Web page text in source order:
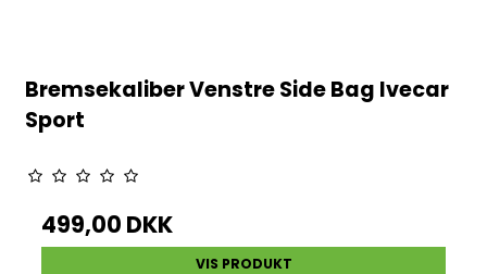
Bremsekaliber Venstre Side Bag Ivecar
Sport
499,00 DKK
VIS PRODUKT